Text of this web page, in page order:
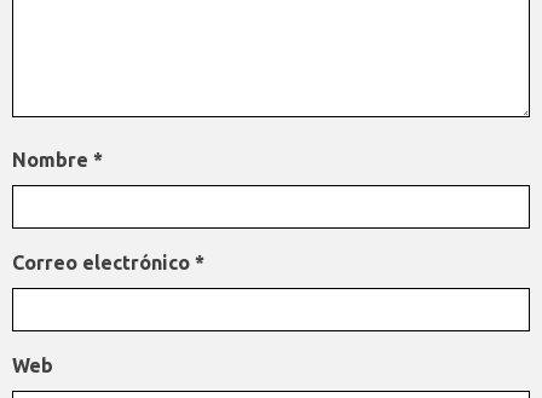
Nombre *
Correo electrónico *
Web